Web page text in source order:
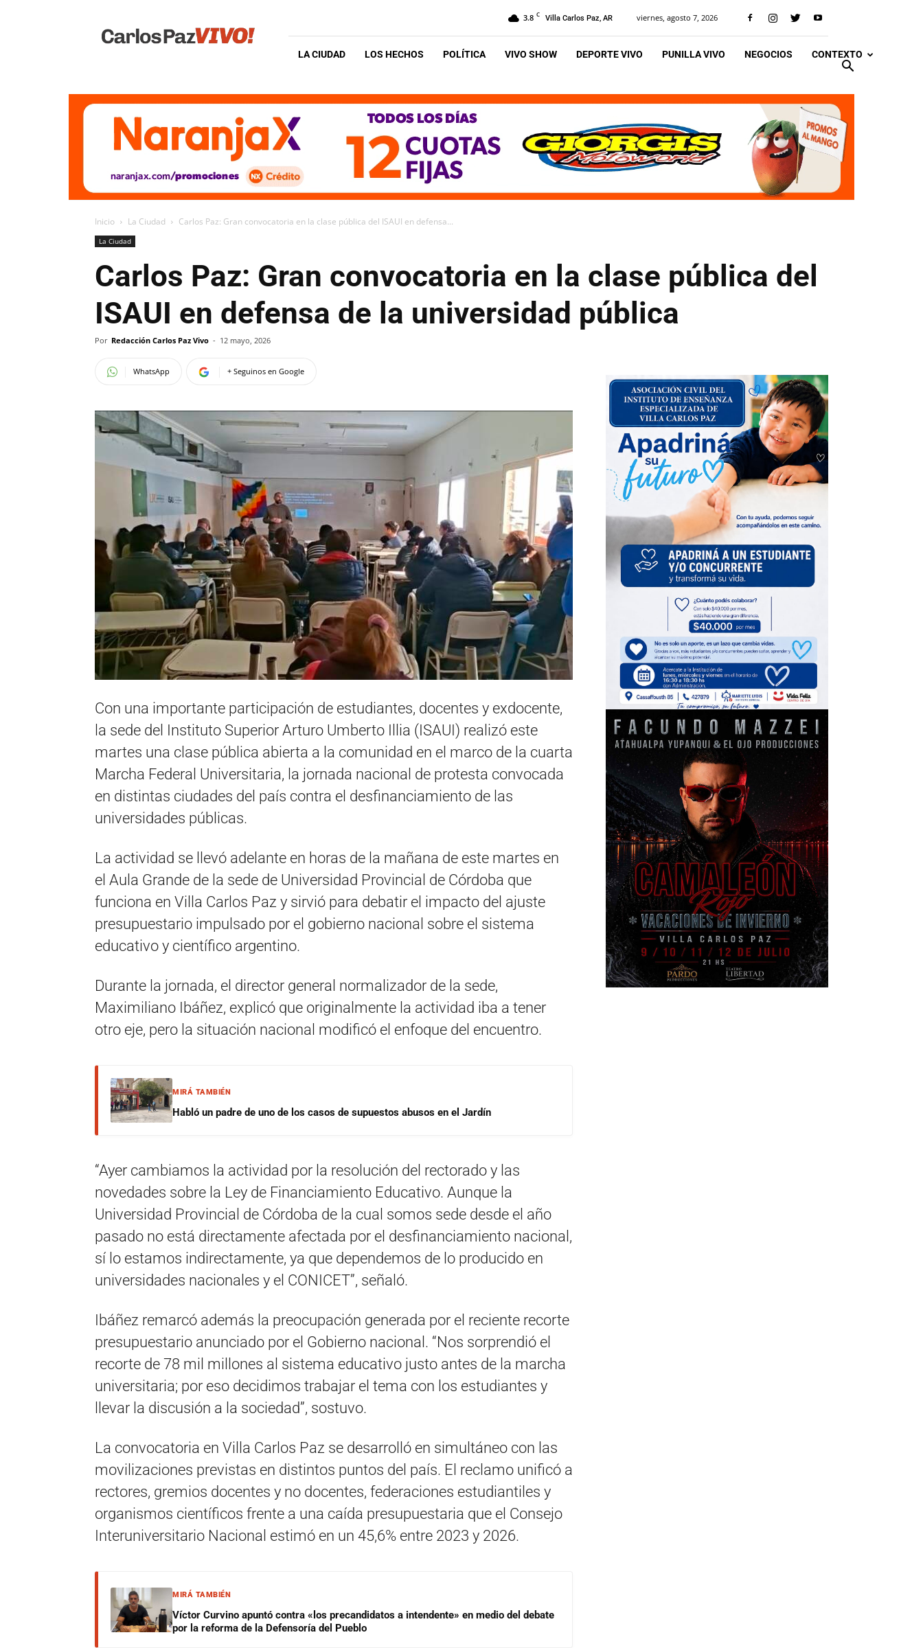
Vivo
3.8 C Villa Carlos Paz, AR viernes, agosto 7, 2026
LA CIUDAD LOS HECHOS POLÍTICA VIVO SHOW DEPORTE VIVO PUNILLA VIVO NEGOCIOS CONTEXTO
Inicio La Ciudad Carlos Paz: Gran convocatoria en la clase pública del ISAUI en defensa...
La Ciudad
Carlos Paz: Gran convocatoria en la clase pública del
ISAUI en defensa de la universidad pública
Por Redacción Carlos Paz Vivo - 12 mayo, 2026
WhatsApp + Seguinos en Google
Con una importante participación de estudiantes, docentes y exdocente,
la sede del Instituto Superior Arturo Umberto Illia (ISAUI) realizó este
martes una clase pública abierta a la comunidad en el marco de la cuarta
Marcha Federal Universitaria, la jornada nacional de protesta convocada
en distintas ciudades del país contra el desfinanciamiento de las
universidades públicas.
La actividad se llevó adelante en horas de la mañana de este martes en
el Aula Grande de la sede de Universidad Provincial de Córdoba que
funciona en Villa Carlos Paz y sirvió para debatir el impacto del ajuste
presupuestario impulsado por el gobierno nacional sobre el sistema
educativo y científico argentino.
Durante la jornada, el director general normalizador de la sede,
Maximiliano Ibáñez, explicó que originalmente la actividad iba a tener
otro eje, pero la situación nacional modificó el enfoque del encuentro.
MIRÁ TAMBIÉN
Habló un padre de uno de los casos de supuestos abusos en el Jardín
“Ayer cambiamos la actividad por la resolución del rectorado y las
novedades sobre la Ley de Financiamiento Educativo. Aunque la
Universidad Provincial de Córdoba de la cual somos sede desde el año
pasado no está directamente afectada por el desfinanciamiento nacional,
sí lo estamos indirectamente, ya que dependemos de lo producido en
universidades nacionales y el CONICET”, señaló.
Ibáñez remarcó además la preocupación generada por el reciente recorte
presupuestario anunciado por el Gobierno nacional. “Nos sorprendió el
recorte de 78 mil millones al sistema educativo justo antes de la marcha
universitaria; por eso decidimos trabajar el tema con los estudiantes y
llevar la discusión a la sociedad”, sostuvo.
La convocatoria en Villa Carlos Paz se desarrolló en simultáneo con las
movilizaciones previstas en distintos puntos del país. El reclamo unificó a
rectores, gremios docentes y no docentes, federaciones estudiantiles y
organismos científicos frente a una caída presupuestaria que el Consejo
Interuniversitario Nacional estimó en un 45,6% entre 2023 y 2026.
MIRÁ TAMBIÉN
Víctor Curvino apuntó contra «los precandidatos a intendente» en medio del debate
por la reforma de la Defensoría del Pueblo